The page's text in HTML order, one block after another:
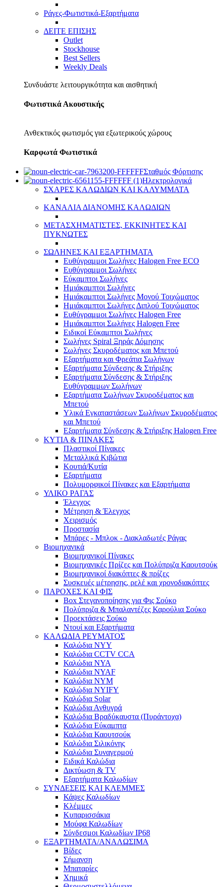
Ράγες-Φωτιστικά-Εξαρτήματα
ΔΕΙΤΕ ΕΠΙΣΗΣ
Outlet
Stockhouse
Best Sellers
Weekly Deals
Συνδυάστε λειτουργικότητα και αισθητική
Φωτιστικά Ακουστικής
Ανθεκτικός φωτισμός για εξωτερικούς χώρους
Καρφωτά Φωτιστικά
Σταθμός Φόρτισης
Ηλεκτρολογικά
ΣΧΑΡΕΣ ΚΑΛΩΔΙΩΝ ΚΑΙ ΚΑΛΥΜΜΑΤΑ
ΚΑΝΑΛΙΑ ΔΙΑΝΟΜΗΣ ΚΑΛΩΔΙΩΝ
ΜΕΤΑΣΧΗΜΑΤΙΣΤΕΣ, ΕΚΚΙΝΗΤΕΣ ΚΑΙ
ΠΥΚΝΩΤΕΣ
ΣΩΛΗΝΕΣ ΚΑΙ ΕΞΑΡΤΗΜΑΤΑ
Ευθύγραμμοι Σωλήνες Halogen Free ECO
Ευθύγραμμοι Σωλήνες
Εύκαμπτοι Σωλήνες
Ημιάκαμπτοι Σωλήνες
Ημιάκαμπτοι Σωλήνες Μονού Τοιχώματος
Ημιάκαμπτοι Σωλήνες Διπλού Τοιχώματος
Ευθύγραμμοι Σωλήνες Halogen Free
Ημιάκαμπτοι Σωλήνες Halogen Free
Ειδικοί Εύκαμπτοι Σωλήνες
Σωλήνες Spiral Ξηράς Δόμησης
Σωλήνες Σκυροδέματος και Μπετού
Εξαρτήματα και Φρεάτια Σωλήνων
Εξαρτήματα Σύνδεσης & Στήριξης
Εξαρτήματα Σύνδεσης & Στήριξης
Ευθύγραμμων Σωλήνων
Εξαρτήματα Σωλήνων Σκυροδέματος και
Μπετού
Υλικά Εγκαταστάσεων Σωλήνων Σκυροδέματος
και Μπετού
Εξαρτήματα Σύνδεσης & Στήριξης Halogen Free
ΚΥΤΙΑ & ΠΙΝΑΚΕΣ
Πλαστικοί Πίνακες
Μεταλλικά Κιβώτια
Κουτιά/Κυτία
Εξαρτήματα
Πολυμορφικοί Πίνακες και Εξαρτήματα
ΥΛΙΚΟ ΡΑΓΑΣ
Έλεγχος
Μέτρηση & Έλεγχος
Χειρισμός
Προστασία
Μπάρες - Μπλοκ - Διακλαδωτές Ράγας
Βιομηχανικά
Βιομηχανικοί Πίνακες
Βιομηχανικές Πρίζες και Πολύπριζα Καουτσούκ
Βιομηχανικοί διακόπτες & πρίζες
Συσκευές μέτρησης, ρελέ και χρονοδιακόπτες
ΠΑΡΟΧΕΣ ΚΑΙ ΦΙΣ
Box Στεγανοποίησης για Φις Σούκο
Πολύπριζα & Μπαλαντέζες Καρούλια Σούκο
Προεκτάσεις Σούκο
Ντουί και Εξαρτήματα
ΚΑΛΩΔΙΑ ΡΕΥΜΑΤΟΣ
Καλώδια NYY
Καλώδια CCTV CCA
Καλώδια NYA
Καλώδια NYAF
Καλώδια NYM
Καλώδια NYIFY
Καλώδια Solar
Καλώδια Ανθυγρά
Καλώδια Βραδύκαυστα (Πυράντοχα)
Καλώδια Εύκαμπτα
Καλώδια Καουτσούκ
Καλώδια Σιλικόνης
Καλώδια Συναγερμού
Ειδικά Καλώδια
Δικτύωση & TV
Εξαρτήματα Καλωδίων
ΣΥΝΔΕΣΕΙΣ ΚΑΙ ΚΛΕΜΜΕΣ
Κάψες Καλωδίων
Κλέμμες
Κυπαρισσάκια
Μούφα Καλωδίων
Σύνδεσμοι Καλωδίων IP68
ΕΞΑΡΤΗΜΑΤΑ/ΑΝΑΛΩΣΙΜΑ
Βίδες
Σήμανση
Μπαταρίες
Χημικά